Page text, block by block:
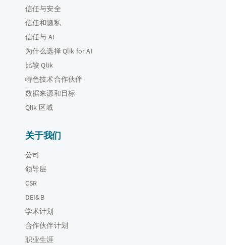
信任与安全
信任和隐私
信任与 AI
为什么选择 Qlik for AI
比较 Qlik
特色技术合作伙伴
数据来源和目标
Qlik 区域
关于我们
公司
领导层
CSR
DEI&B
学术计划
合作伙伴计划
职业生涯